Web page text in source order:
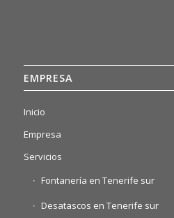
EMPRESA
Inicio
Empresa
Servicios
Fontanería en Tenerife sur
Desatascos en Tenerife sur